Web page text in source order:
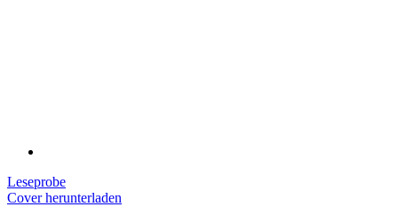
Leseprobe
Cover herunterladen